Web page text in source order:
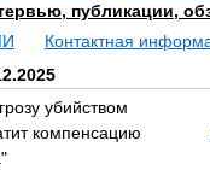
публикации,
Контактная
убийством
компенсацию